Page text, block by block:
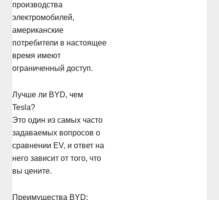
производства
электромобилей,
американские
потребители в настоящее
время имеют
ограниченный доступ.
Лучше ли BYD, чем
Tesla?
Это один из самых часто
задаваемых вопросов о
сравнении EV, и ответ на
него зависит от того, что
вы цените.
Преимущества BYD: